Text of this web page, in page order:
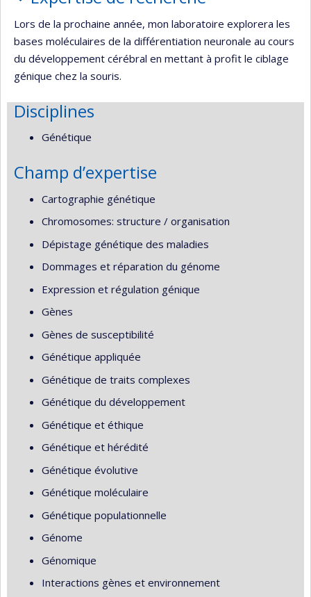
Lors de la prochaine année, mon laboratoire explorera les
bases moléculaires de la différentiation neuronale au cours
du développement cérébral en mettant à profit le ciblage
génique chez la souris.
Disciplines
Génétique
Champ d’expertise
Cartographie génétique
Chromosomes: structure / organisation
Dépistage génétique des maladies
Dommages et réparation du génome
Expression et régulation génique
Gènes
Gènes de susceptibilité
Génétique appliquée
Génétique de traits complexes
Génétique du développement
Génétique et éthique
Génétique et hérédité
Génétique évolutive
Génétique moléculaire
Génétique populationnelle
Génome
Génomique
Interactions gènes et environnement